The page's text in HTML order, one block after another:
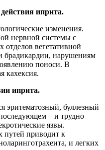
иприта.
изменения.
нервной системы с
отделов вегетативной
брадикардии, нарушениям
поноси. В
кахексия.
иприта.
эритематозный, буллезный
– и трудно
язвы.
путей приводит к
и легких